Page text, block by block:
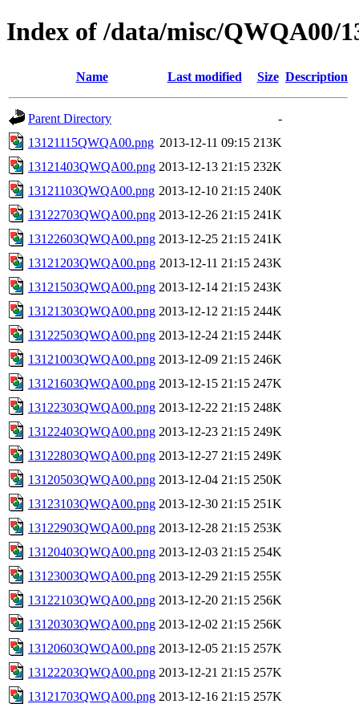
Index of /data/misc/QWQA00/
Name Last modified Size Description
Parent Directory
-
13121115QWQA00.png 2013-12-11 09:15 213K
13121403QWQA00.png 2013-12-13 21:15 232K
13121103QWQA00.png 2013-12-10 21:15 240K
13122703QWQA00.png 2013-12-26 21:15 241K
13122603QWQA00.png 2013-12-25 21:15 241K
13121203QWQA00.png 2013-12-11 21:15 243K
13121503QWQA00.png 2013-12-14 21:15 243K
13121303QWQA00.png 2013-12-12 21:15 244K
13122503QWQA00.png 2013-12-24 21:15 244K
13121003QWQA00.png 2013-12-09 21:15 246K
13121603QWQA00.png 2013-12-15 21:15 247K
13122303QWQA00.png 2013-12-22 21:15 248K
13122403QWQA00.png 2013-12-23 21:15 249K
13122803QWQA00.png 2013-12-27 21:15 249K
13120503QWQA00.png 2013-12-04 21:15 250K
13123103QWQA00.png 2013-12-30 21:15 251K
13122903QWQA00.png 2013-12-28 21:15 253K
13120403QWQA00.png 2013-12-03 21:15 254K
13123003QWQA00.png 2013-12-29 21:15 255K
13122103QWQA00.png 2013-12-20 21:15 256K
13120303QWQA00.png 2013-12-02 21:15 256K
13120603QWQA00.png 2013-12-05 21:15 257K
13122203QWQA00.png 2013-12-21 21:15 257K
13121703QWQA00.png 2013-12-16 21:15 257K